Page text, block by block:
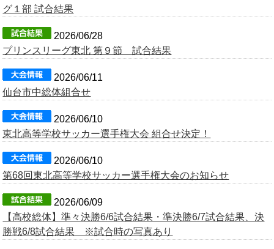
グ１部 試合結果
2026/06/28
プリンスリーグ東北 第９節 試合結果
2026/06/11
仙台市中総体組合せ
2026/06/10
東北高等学校サッカー選手権大会 組合せ決定！
2026/06/10
第68回東北高等学校サッカー選手権大会のお知らせ
2026/06/09
【高校総体】準々決勝6/6試合結果・準決勝6/7試合結果、決
勝戦6/8試合結果 ※試合時の写真あり